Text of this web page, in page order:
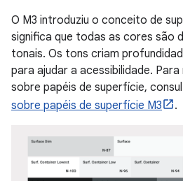
O M3 introduziu o conceito de
significa que todas as cores são
tonais. Os tons criam
para ajudar a acessibilidade.
sobre papéis de superfície,
sobre papéis de superfície M3
.